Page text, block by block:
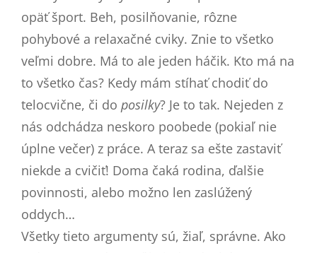
opäť šport. Beh, posilňovanie, rôzne
pohybové a relaxačné cviky. Znie to všetko
veľmi dobre. Má to ale jeden háčik. Kto má na
to všetko čas? Kedy mám stíhať chodiť do
telocvične, či do posilky? Je to tak. Nejeden z
nás odchádza neskoro poobede (pokiaľ nie
úplne večer) z práce. A teraz sa ešte zastaviť
niekde a cvičiť! Doma čaká rodina, ďalšie
povinnosti, alebo možno len zaslúžený
oddych…
Všetky tieto argumenty sú, žiaľ, správne. Ako